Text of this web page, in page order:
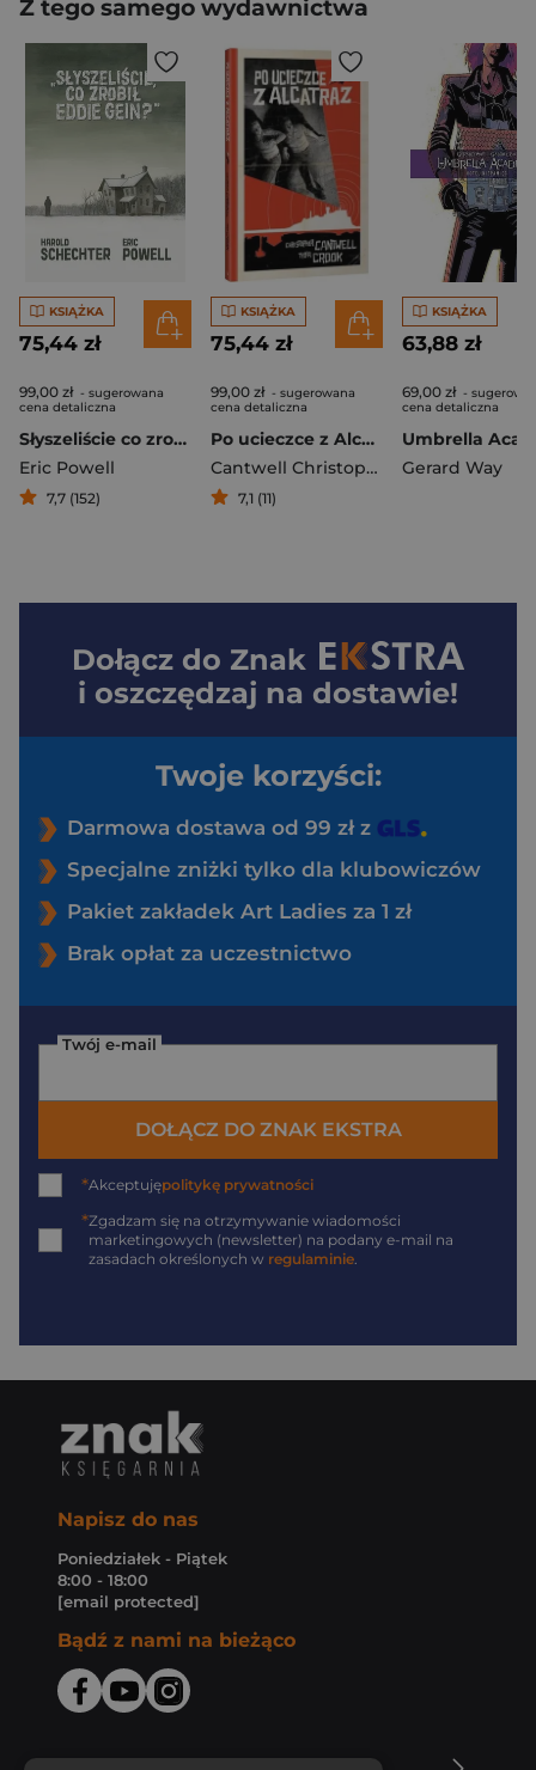
Z tego samego wydawnictwa
KSIĄŻKA
75,44 zł
99,00 zł - sugerowana
cena detaliczna
Słyszeliście co zrobił Eddie Gein?
Eric Powell
7,7 (152)
KSIĄŻKA
75,44 zł
99,00 zł - sugerowana
cena detaliczna
Po ucieczce z Alcatraz
Cantwell Christopher
,Tyler Crook
7,1 (11)
KSIĄŻKA
63,88 zł
69,00 zł -
cena detaliczna
Gerard Way
Dołącz do Znak
i oszczędzaj na dostawie!
Twoje korzyści:
Darmowa dostawa od 99 zł z
Specjalne zniżki tylko dla klubowiczów
Pakiet zakładek Art Ladies za 1 zł
Brak opłat za uczestnictwo
Twój e-mail
DOŁĄCZ DO ZNAK EKSTRA
*Akceptujępolitykę prywatności
*Zgadzam się na otrzymywanie wiadomości
marketingowych (newsletter) na podany e-mail na
zasadach określonych w regulaminie.
Napisz do nas
Poniedziałek - Piątek
8:00 - 18:00
[email protected]
Bądź z nami na bieżąco